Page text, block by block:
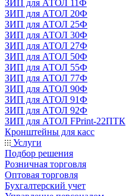
ЗИП для АТОЛ 11Ф
ЗИП для АТОЛ 20Ф
ЗИП для АТОЛ 25Ф
ЗИП для АТОЛ 30Ф
ЗИП для АТОЛ 27Ф
ЗИП для АТОЛ 50Ф
ЗИП для АТОЛ 55Ф
ЗИП для АТОЛ 77Ф
ЗИП для АТОЛ 90Ф
ЗИП для АТОЛ 91Ф
ЗИП для АТОЛ 92Ф
ЗИП для АТОЛ FPrint-22ПТК
Кронштейны для касс
Услуги
Подбор решения
Розничная торговля
Оптовая торговля
Бухгалтерский учет